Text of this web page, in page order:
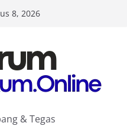
8, 2026
& Tegas